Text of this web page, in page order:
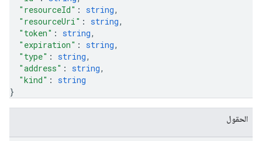
"resourceId" : string,
"resourceUri" : string,
"token" : string,
"expiration" : string,
"type" : string,
"address" : string,
"kind" : string
}
الحقول